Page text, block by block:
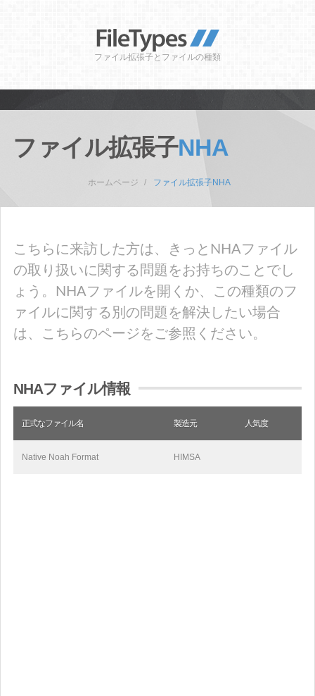
ファイル拡張子とファイルの種類
ファイル拡張子NHA
ホームページ ファイル拡張子NHA
こちらに来訪した方は、きっとNHAファイル
の取り扱いに関する問題をお持ちのことでし
ょう。NHAファイルを開くか、この種類のフ
ァイルに関する別の問題を解決したい場合
は、こちらのページをご参照ください。
NHAファイル情報
正式なファイル名 製造元 人気度
Native Noah Format HIMSA